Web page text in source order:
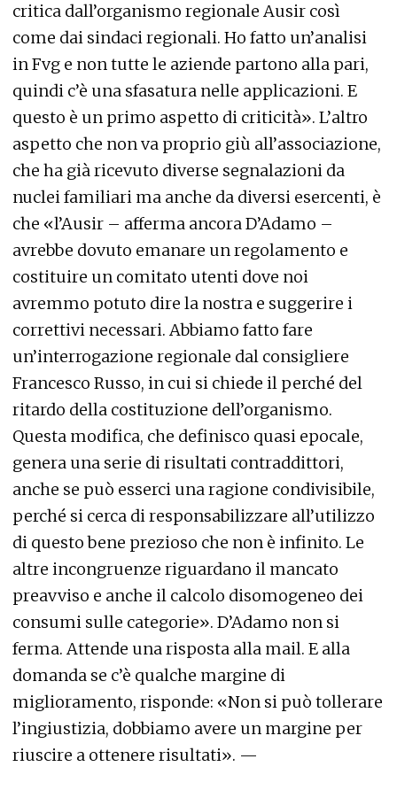
critica dall’organismo regionale Ausir così
come dai sindaci regionali. Ho fatto un’analisi
in Fvg e non tutte le aziende partono alla pari,
quindi c’è una sfasatura nelle applicazioni. E
questo è un primo aspetto di criticità». L’altro
aspetto che non va proprio giù all’associazione,
che ha già ricevuto diverse segnalazioni da
nuclei familiari ma anche da diversi esercenti, è
che «l’Ausir – afferma ancora D’Adamo –
avrebbe dovuto emanare un regolamento e
costituire un comitato utenti dove noi
avremmo potuto dire la nostra e suggerire i
correttivi necessari. Abbiamo fatto fare
un’interrogazione regionale dal consigliere
Francesco Russo, in cui si chiede il perché del
ritardo della costituzione dell’organismo.
Questa modifica, che definisco quasi epocale,
genera una serie di risultati contraddittori,
anche se può esserci una ragione condivisibile,
perché si cerca di responsabilizzare all’utilizzo
di questo bene prezioso che non è infinito. Le
altre incongruenze riguardano il mancato
preavviso e anche il calcolo disomogeneo dei
consumi sulle categorie». D’Adamo non si
ferma. Attende una risposta alla mail. E alla
domanda se c’è qualche margine di
miglioramento, risponde: «Non si può tollerare
l’ingiustizia, dobbiamo avere un margine per
riuscire a ottenere risultati». —